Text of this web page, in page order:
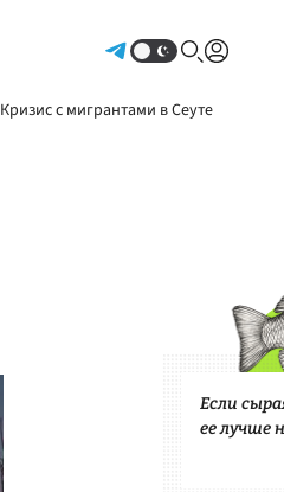
Кризис с мигрантами в Сеуте
Если
ее лучше